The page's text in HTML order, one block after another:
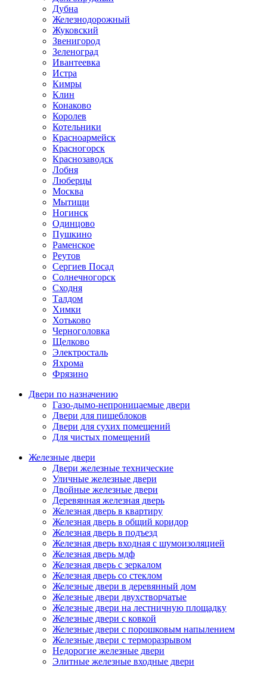
Дубна
Железнодорожный
Жуковский
Звенигород
Зеленоград
Ивантеевка
Истра
Кимры
Клин
Конаково
Королев
Котельники
Красноармейск
Красногорск
Краснозаводск
Лобня
Люберцы
Москва
Мытищи
Ногинск
Одинцово
Пушкино
Раменское
Реутов
Сергиев Посад
Солнечногорск
Сходня
Талдом
Химки
Хотьково
Черноголовка
Щелково
Электросталь
Яхрома
Фрязино
Двери по назначению
Газо-дымо-непроницаемые двери
Двери для пищеблоков
Двери для сухих помещений
Для чистых помещений
Железные двери
Двери железные технические
Уличные железные двери
Двойные железные двери
Деревянная железная дверь
Железная дверь в квартиру
Железная дверь в общий коридор
Железная дверь в подъезд
Железная дверь входная с шумоизоляцией
Железная дверь мдф
Железная дверь с зеркалом
Железная дверь со стеклом
Железные двери в деревянный дом
Железные двери двухстворчатые
Железные двери на лестничную площадку
Железные двери с ковкой
Железные двери с порошковым напылением
Железные двери с терморазрывом
Недорогие железные двери
Элитные железные входные двери